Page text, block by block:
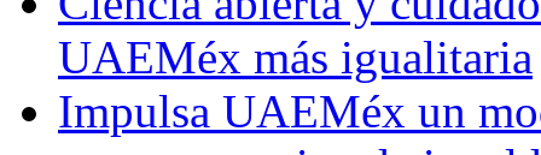
UAEMéx más igualitaria
Impulsa UAEMéx un